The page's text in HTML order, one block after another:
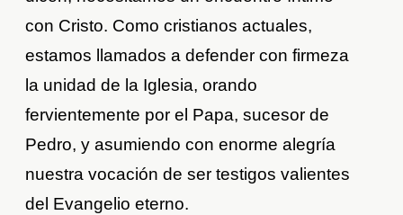
con Cristo. Como cristianos actuales,
estamos llamados a defender con firmeza
la unidad de la Iglesia, orando
fervientemente por el Papa, sucesor de
Pedro, y asumiendo con enorme alegría
nuestra vocación de ser testigos valientes
del Evangelio eterno.